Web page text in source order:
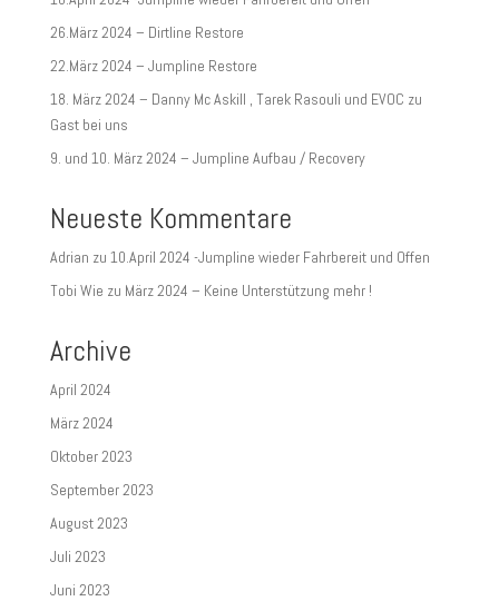
26.März 2024 – Dirtline Restore
22.März 2024 – Jumpline Restore
18. März 2024 – Danny Mc Askill , Tarek Rasouli und EVOC zu
Gast bei uns
9. und 10. März 2024 – Jumpline Aufbau / Recovery
Neueste Kommentare
Adrian zu 10.April 2024 -Jumpline wieder Fahrbereit und Offen
Tobi Wie zu März 2024 – Keine Unterstützung mehr !
Archive
April 2024
März 2024
Oktober 2023
September 2023
August 2023
Juli 2023
Juni 2023